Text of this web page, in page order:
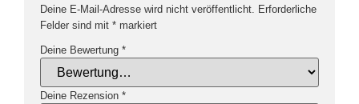
Deine E-Mail-Adresse wird nicht veröffentlicht. Erforderliche
Felder sind mit * markiert
Deine Bewertung *
Deine Rezension *